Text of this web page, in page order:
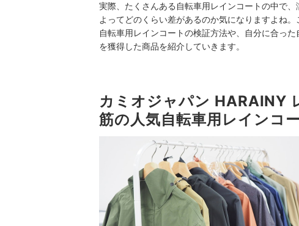
実際、たくさんある自転車用レインコートの中で
よってどのくらい差があるのか気になりますよね
自転車用レインコートの検証方法や、自分に合っ
を獲得した商品を紹介していきます。
カミオジャパン HARAINY
筋の人気自転車用レインコ